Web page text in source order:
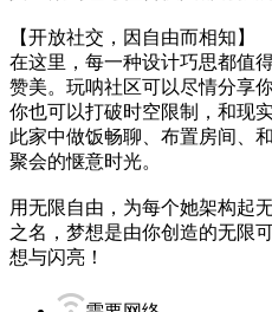
【开放社交，因自由而相知】
在这里，每一种设计巧思都值
赞美。玩呐社区可以尽情分享
你也可以打破时空限制，和现
此家中做饭畅聊、布置房间、
聚会的惬意时光。
用无限自由，为每个她架构起
之名，梦想是由你创造的无限
想与闪亮！